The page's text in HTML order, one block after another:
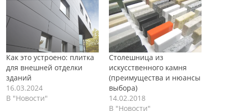
Как это устроено: плитка
для внешней отделки
зданий
16.03.2024
В "Новости"
Столешница из
искусственного камня
(преимущества и нюансы
выбора)
14.02.2018
В "Новости"